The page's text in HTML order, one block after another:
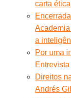
carta
a
Por uma
Direitos
Andrés